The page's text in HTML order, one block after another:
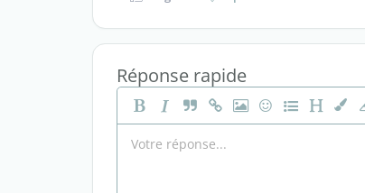
Réponse rapide